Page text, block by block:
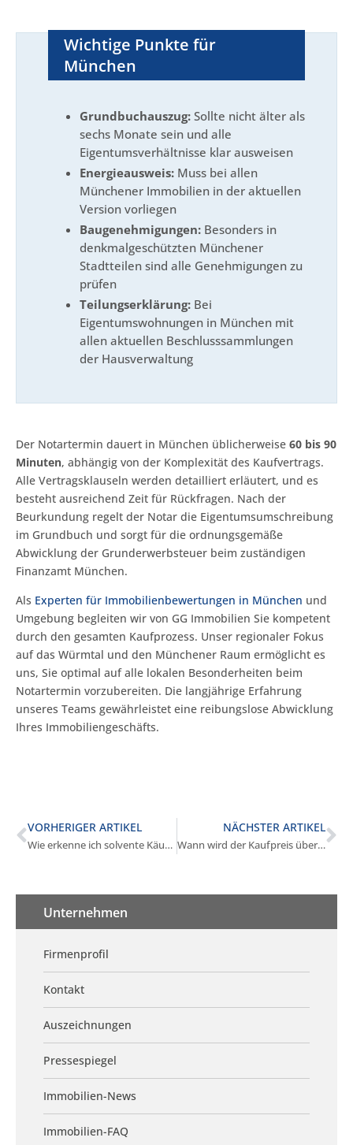
Wichtige Punkte für
München
Grundbuchauszug:Sollte nicht älter als
sechs Monate sein und alle
Eigentumsverhältnisse klar ausweisen
Energieausweis: Muss bei allen
Münchener Immobilien in der aktuellen
Version vorliegen
Baugenehmigungen: Besonders in
denkmalgeschützten Münchener
Stadtteilen sind alle Genehmigungen zu
prüfen
Teilungserklärung: Bei
Eigentumswohnungen in München mit
allen aktuellen Beschlusssammlungen
der Hausverwaltung
Der Notartermin dauert in München üblicherweise 60 bis 90
Minuten, abhängig von der Komplexität des Kaufvertrags.
Alle Vertragsklauseln werden detailliert erläutert, und es
besteht ausreichend Zeit für Rückfragen. Nach der
Beurkundung regelt der Notar die Eigentumsumschreibung
im Grundbuch und sorgt für die ordnungsgemäße
Abwicklung der Grunderwerbsteuer beim zuständigen
Finanzamt München.
Als Experten für Immobilienbewertungen in München und
Umgebung begleiten wir von GG Immobilien Sie kompetent
durch den gesamten Kaufprozess. Unser regionaler Fokus
auf das Würmtal und den Münchener Raum ermöglicht es
uns, Sie optimal auf alle lokalen Besonderheiten beim
Notartermin vorzubereiten. Die langjährige Erfahrung
unseres Teams gewährleistet eine reibungslose Abwicklung
Ihres Immobiliengeschäfts.
VORHERIGER ARTIKEL
Wie erkenne ich solvente Käufer in München?
NÄCHSTER ARTIKEL
Wann wird der Kaufpreis überwiesen beim Verkauf in München?
Unternehmen
Firmenprofil
Kontakt
Auszeichnungen
Pressespiegel
Immobilien-News
Immobilien-FAQ